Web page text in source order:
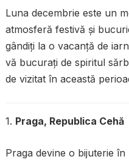
Luna decembrie este un
atmosferă festivă și
gândiți la o vacanță de
vă bucurați de spiritul
de vizitat în această
1. Praga, Republica Cehă
Praga devine o bijuterie